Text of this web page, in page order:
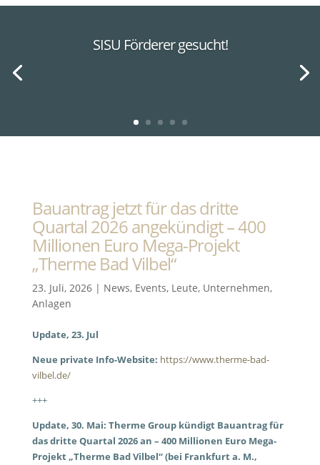
SISU Förderer gesucht!
Bauantrag jetzt für das dritte
Quartal 2026 angekündigt – 400
Millionen Euro Mega-Projekt
„Therme Bad Vilbel“
23. Juli, 2026| News, Events, Leute, Unternehmen,
Anlagen
Update, 23. Jul
Neue private Info-Website: https://www.therme-bad-
vilbel.de/
+++
Update, 30. Mai: Therme Group kündigt Bauantrag für
das dritte Quartal 2026 an – 400 Millionen Euro Mega-
Projekt „Therme Bad Vilbel“ (bei Frankfurt a. M.,